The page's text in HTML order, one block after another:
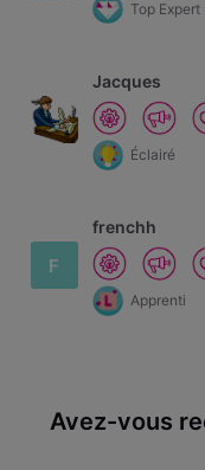
Top Expert
Jacques
Éclairé
F
frenchh
Apprenti
Avez-vous